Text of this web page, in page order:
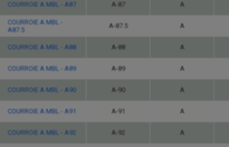
COURROIE A MBL - A87 A-87 A
COURROIE A MBL -
A87.5
A-87.5 A
COURROIE A MBL - A88 A-88 A
COURROIE A MBL - A89 A-89 A
COURROIE A MBL - A90 A-90 A
COURROIE A MBL - A91 A-91 A
COURROIE A MBL - A92 A-92 A